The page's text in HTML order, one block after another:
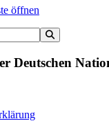
öffnen
Deutschen